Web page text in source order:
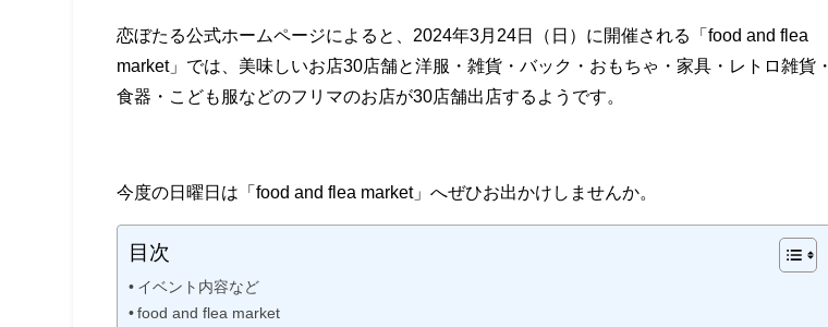
恋ぼたる公式ホームページによると、2024年3月24日（日）に開催される「food and flea
market」では、美味しいお店30店舗と洋服・雑貨・バック・おもちゃ・家具・レトロ雑貨・
食器・こども服などのフリマのお店が30店舗出店するようです。
今度の日曜日は「food and flea market」へぜひお出かけしませんか。
目次
イベント内容など
food and flea market